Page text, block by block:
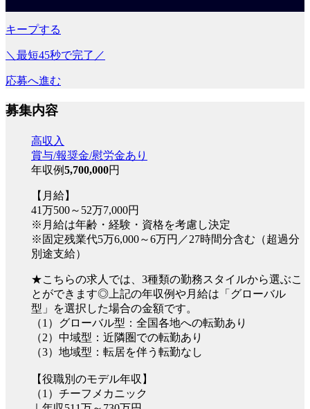
キープする
＼最短45秒で完了／
応募へ進む
募集内容
高収入
賞与/報奨金/慰労金あり
年収例5,700,000円
【月給】
41万500～52万7,000円
※月給は年齢・経験・資格を考慮し決定
※固定残業代5万6,000～6万円／27時間分含む（超過分
別途支給）
★こちらの求人では、3種類の勤務スタイルから選ぶこ
とができます◎上記の年収例や月給は「グローバル
型」を選択した場合の金額です。
（1）グローバル型：全国各地への転勤あり
（2）中域型：近隣圏での転勤あり
（3）地域型：転居を伴う転勤なし
【役職別のモデル年収】
（1）チーフメカニック